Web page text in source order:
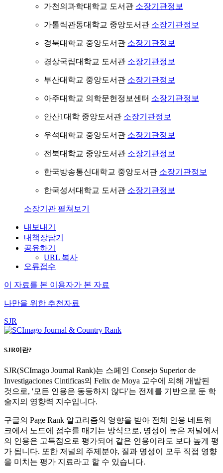
가천의과학대학교 도서관 소장기관정보
가톨릭관동대학교 중앙도서관 소장기관정보
경북대학교 중앙도서관 소장기관정보
경상국립대학교 도서관 소장기관정보
부산대학교 중앙도서관 소장기관정보
아주대학교 의학문헌정보센터 소장기관정보
안산1대학 중앙도서관 소장기관정보
우석대학교 중앙도서관 소장기관정보
전북대학교 중앙도서관 소장기관정보
한국방송통신대학교 중앙도서관 소장기관정보
한국성서대학교 도서관 소장기관정보
소장기관 펼쳐보기
내보내기
내책장담기
공유하기
URL 복사
오류접수
이 자료를 본 이용자가 본 자료
나만을 위한 추천자료
SJR
SJR이란?
SJR(SCImago Journal Rank)는 스페인 Consejo Superior de
Investigaciones Cintificas의 Felix de Moya 교수에 의해 개발된
것으로, '모든 인용은 동등하지 않다'는 전제를 기반으로 둔 학
술지의 영향력 지수입니다.
구글의 Page Rank 알고리즘의 영향을 받아 전체 인용 네트워
크에서 노드에 점수를 매기는 방식으로, 명성이 높은 저널에서
의 인용은 고득점으로 평가되어 같은 인용이라도 보다 높게 평
가 됩니다. 또한 저널의 주제분야, 질과 명성이 모두 직접 영향
을 미치는 평가 지료라고 할 수 있습니다.